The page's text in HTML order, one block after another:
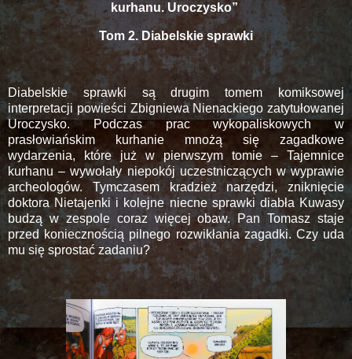
kurhanu. Uroczysko”
Tom 2. Diabelskie sprawki
Diabelskie sprawki są drugim tomem komiksowej
interpretacji powieści Zbigniewa Nienackiego zatytułowanej
Uroczysko. Podczas prac wykopaliskowych w
prasłowiańskim kurhanie mnożą się zagadkowe
wydarzenia, które już w pierwszym tomie – Tajemnice
kurhanu – wywołały niepokój uczestniczących w wyprawie
archeologów. Tymczasem kradzież narzędzi, zniknięcie
doktora Nietajenki i kolejne niecne sprawki diabła Kuwasy
budzą w zespole coraz więcej obaw. Pan Tomasz staje
przed koniecznością pilnego rozwikłania zagadki. Czy uda
mu się sprostać zadaniu?